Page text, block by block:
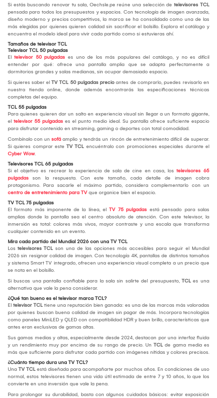
Si estás buscando renovar tu sala, Oechsle.pe reúne una selección de televisores TCL
pensada para todos los presupuestos y espacios. Con tecnología de imagen avanzada,
diseño moderno y precios competitivos, la marca se ha consolidado como una de las
más elegidas por quienes quieren calidad sin sacrificar el bolsillo. Explora el catálogo y
encuentra el modelo ideal para vivir cada partido como si estuvieras ahí.
Tamaños de televisor TCL
Televisor TCL 50 pulgadas
El televisor 50 pulgadas es uno de los más populares del catálogo, y no es difícil
entender por qué: ofrece una pantalla amplia que se adapta perfectamente a
dormitorios grandes y salas medianas, sin ocupar demasiado espacio.
Si quieres saber el TV TCL 50 pulgadas precio antes de comprarlo, puedes revisarlo en
nuestra tienda online, donde además encontrarás las especificaciones técnicas
completas del equipo.
TCL 55 pulgadas
Para quienes quieren dar un salto en experiencia visual sin llegar a un formato gigante,
el televisor 55 pulgadas es el punto medio ideal. Su pantalla ofrece suficiente espacio
para disfrutar contenido en streaming, gaming o deportes con total comodidad.
Combínalo con un sofá amplio y tendrás un rincón de entretenimiento difícil de superar.
Si quieres comprar este TV TCLencuéntralo con promociones especiales durante el
Cyber Wow.
Televisores TCL 65 pulgadas
Si el objetivo es recrear la experiencia de sala de cine en casa, los televisores 65
pulgadas son la respuesta. Con este tamaño, cada detalle de imagen cobra
protagonismo. Para sacarle el máximo partido, considera complementarlo con un
centro de entretenimiento para TV que organice bien el espacio.
TV TCL 75 pulgadas
El formato más imponente de la línea, el TV 75 pulgadas está pensado para salas
amplias donde la pantalla sea el centro absoluto de atención. Con este televisor, la
inmersión es total: colores más vivos, mayor contraste y una escala que transforma
cualquier contenido en un evento.
Mira cada partido del Mundial 2026 con una TV TCL
Los televisores TCLson una de las opciones más accesibles para seguir el Mundial
2026 sin resignar calidad de imagen. Con tecnología 4K, pantallas de distintos tamaños
y sistema Smart TV integrado, ofrecen una experiencia visual completa a un precio que
se nota en el bolsillo.
Si buscas una pantalla confiable para la sala sin salirte del presupuesto, TCL es una
alternativa que vale la pena considerar.
¿Qué tan bueno es el televisor marca TCL?
El televisor TCLtiene una reputación bien ganada: es una de las marcas más valoradas
por quienes buscan buena calidad de imagen sin pagar de más. Incorpora tecnologías
como paneles MiniLED y QLED con compatibilidad HDR y buen brillo, características que
antes eran exclusivas de gamas altas.
Sus gamas medias y altas, especialmente desde 2024, destacan por una interfaz fluida
y un rendimiento muy por encima de su rango de precio. Un TCLde gama media es
más que suficiente para disfrutar cada partido con imágenes nítidas y colores precisos.
¿Cuánto tiempo dura una TV TCL?
Una TV TCLestá diseñada para acompañarte por muchos años. En condiciones de uso
normal, estos televisores tienen una vida útil estimada de entre 7 y 10 años, lo que los
convierte en una inversión que vale la pena.
Para prolongar su durabilidad, basta con algunos cuidados básicos: evitar exposición